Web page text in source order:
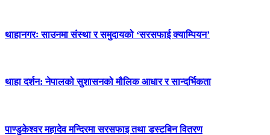
थाहानगरः साउनमा संस्था र समुदायको ‘सरसफाई क्याम्पियन’
थाहा दर्शन: नेपालको सुशासनको मौलिक आधार र सान्दर्भिकता
पाण्डुकेश्वर महादेव मन्दिरमा सरसफाइ तथा डस्टबिन वितरण